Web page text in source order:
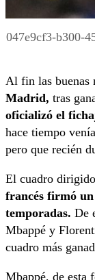
047e9cf3-b300-
Al fin las buenas
Madrid, tras
oficializó el
hace tiempo
pero que recién
El cuadro
francés firmó
temporadas. De
Mbappé y
cuadro más
Mbappé, de esta